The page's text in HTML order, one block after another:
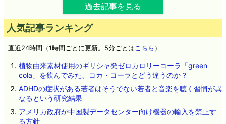
過去記事を見る
人気記事ランキング
直近24時間（1時間ごとに更新。5分ごとは こちら ）
植物由来素材使用のギリシャ発ゼロカロリーコーラ「green
cola」を飲んでみた、コカ・コーラとどう違うのか？
ADHDの症状がある若者はそうでない若者と音楽を聴く習慣が異
なるという研究結果
アメリカ政府が中国製データセンター向け機器の輸入を禁止す
る方針